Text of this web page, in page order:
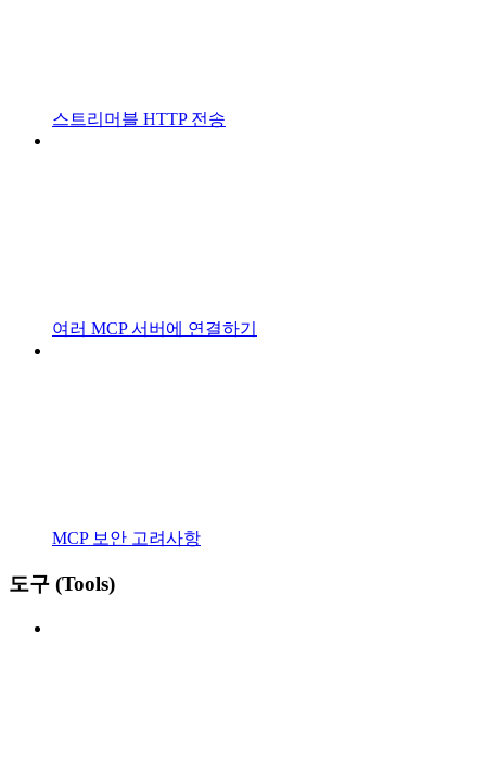
스트리머블 HTTP 전송
여러 MCP 서버에 연결하기
MCP 보안 고려사항
도구 (Tools)